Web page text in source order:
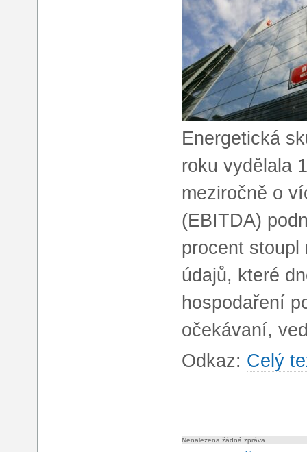
Energetická
roku vydělala
meziročně o
(EBITDA)
procent stoupl
údajů, které
hospodaření
očekávaní,
Odkaz: Celý
Nenalezena žádná zpráva